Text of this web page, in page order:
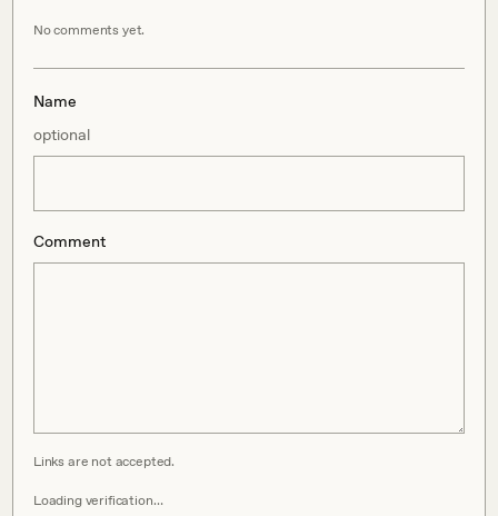
No comments yet.
Name
optional
Comment
Links are not accepted.
Loading verification…